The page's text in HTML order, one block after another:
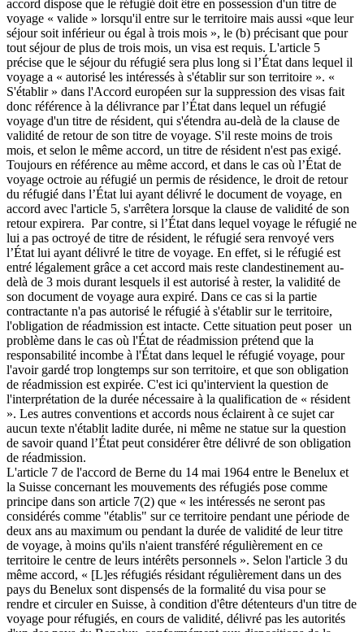
accord dispose que le réfugié doit être en possession d'un titre de
voyage « valide » lorsqu'il entre sur le territoire mais aussi «que leur
séjour soit inférieur ou égal à trois mois », le (b) précisant que pour
tout séjour de plus de trois mois, un visa est requis. L'article 5
précise que le séjour du réfugié sera plus long si l’État dans lequel il
voyage a « autorisé les intéressés à s'établir sur son territoire ». «
S'établir » dans l'Accord européen sur la suppression des visas fait
donc référence à la délivrance par l’État dans lequel un réfugié
voyage d'un titre de résident, qui s'étendra au-delà de la clause de
validité de retour de son titre de voyage. S'il reste moins de trois
mois, et selon le même accord, un titre de résident n'est pas exigé.
Toujours en référence au même accord, et dans le cas où l’État de
voyage octroie au réfugié un permis de résidence, le droit de retour
du réfugié dans l’État lui ayant délivré le document de voyage, en
accord avec l'article 5, s'arrêtera lorsque la clause de validité de son
retour expirera. Par contre, si l’État dans lequel voyage le réfugié ne
lui a pas octroyé de titre de résident, le réfugié sera renvoyé vers
l’État lui ayant délivré le titre de voyage. En effet, si le réfugié est
entré légalement grâce a cet accord mais reste clandestinement au-
delà de 3 mois durant lesquels il est autorisé à rester, la validité de
son document de voyage aura expiré. Dans ce cas si la partie
contractante n'a pas autorisé le réfugié à s'établir sur le territoire,
l'obligation de réadmission est intacte. Cette situation peut poser un
problème dans le cas où l'État de réadmission prétend que la
responsabilité incombe à l'État dans lequel le réfugié voyage, pour
l'avoir gardé trop longtemps sur son territoire, et que son obligation
de réadmission est expirée. C'est ici qu'intervient la question de
l'interprétation de la durée nécessaire à la qualification de « résident
». Les autres conventions et accords nous éclairent à ce sujet car
aucun texte n'établit ladite durée, ni même ne statue sur la question
de savoir quand l’État peut considérer être délivré de son obligation
de réadmission.
L'article 7 de l'accord de Berne du 14 mai 1964 entre le Benelux et
la Suisse concernant les mouvements des réfugiés pose comme
principe dans son article 7(2) que « les intéressés ne seront pas
considérés comme ''établis" sur ce territoire pendant une période de
deux ans au maximum ou pendant la durée de validité de leur titre
de voyage, à moins qu'ils n'aient transféré régulièrement en ce
territoire le centre de leurs intérêts personnels ». Selon l'article 3 du
même accord, « [L]es réfugiés résidant régulièrement dans un des
pays du Benelux sont dispensés de la formalité du visa pour se
rendre et circuler en Suisse, à condition d'être détenteurs d'un titre de
voyage pour réfugiés, en cours de validité, délivré pas les autorités